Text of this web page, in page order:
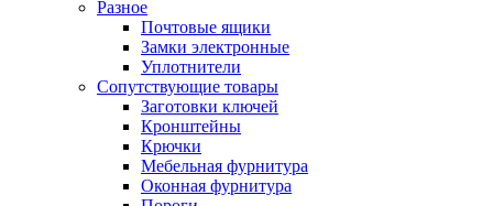
Разное
Почтовые ящики
Замки электронные
Уплотнители
Сопутствующие товары
Заготовки ключей
Кронштейны
Крючки
Мебельная фурнитура
Оконная фурнитура